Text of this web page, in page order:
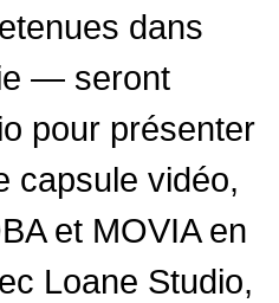
dans
— seront
pour présenter
capsule vidéo,
et MOVIA en
Loane Studio,